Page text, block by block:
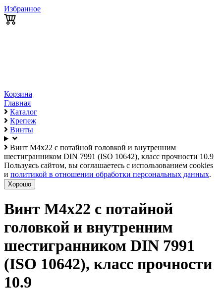
Избранное
Корзина
Главная
Каталог
Крепеж
Винты
Винт М4х22 с потайной головкой и внутренним
шестигранником DIN 7991 (ISO 10642), класс прочности 10.9
Пользуясь сайтом, вы соглашаетесь с использованием cookies
и политикой в отношении обработки персональных данных.
Хорошо
Винт М4х22 с потайной
головкой и внутренним
шестигранником DIN 7991
(ISO 10642), класс прочности
10.9